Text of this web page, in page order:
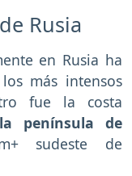
Rusia
en Rusia ha
más intensos
fue la costa
península de
sudeste de